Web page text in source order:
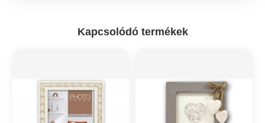
Kapcsolódó termékek